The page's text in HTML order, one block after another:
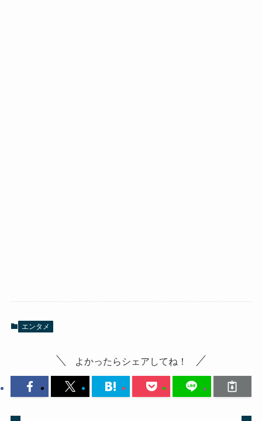
エンタメ
よかったらシェアしてね！